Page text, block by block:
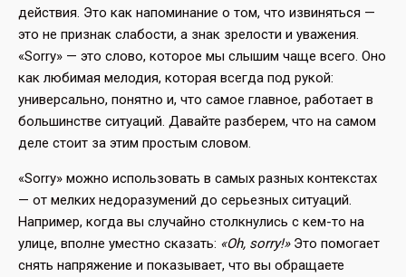
действия. Это как напоминание о том, что извиняться —
это не признак слабости, а знак зрелости и уважения.
«Sorry» — это слово, которое мы слышим чаще всего. Оно
как любимая мелодия, которая всегда под рукой:
универсально, понятно и, что самое главное, работает в
большинстве ситуаций. Давайте разберем, что на самом
деле стоит за этим простым словом.
«Sorry» можно использовать в самых разных контекстах
— от мелких недоразумений до серьезных ситуаций.
Например, когда вы случайно столкнулись с кем-то на
улице, вполне уместно сказать: «Oh, sorry!»Это помогает
снять напряжение и показывает, что вы обращаете